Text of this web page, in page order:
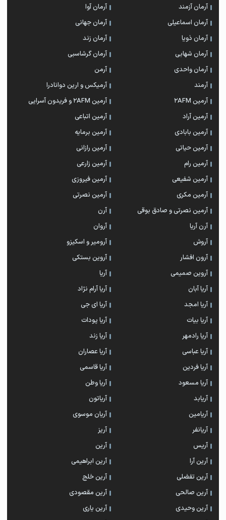
آرمان آزمند
آرمان آوا
آرمان اسماعیلی
آرمان جهانی
آرمان ذویا
آرمان زند
آرمان شهابی
آرمان گرشاسبی
آرمان واحدی
آرمن
آرمند
آرمیکس و ارین دوانادرا
آرمین 2AFM
آرمین 2AFM و فریدون آسرایی
آرمین آراد
آرمین اتباعی
آرمین بابادی
آرمین برمایه
آرمین حیاتی
آرمین رازانی
آرمین رام
آرمین زارعی
آرمین شفیعی
آرمین فیروزی
آرمین مکری
آرمین نصرتی
آرمین نصرتی و صادق بوقی
آرن
آرن آریا
آروان
آروش
آرومیر و اسکیزو
آرون افشار
آروین بستکی
آروین صمیمی
آریا
آریا آبان
آریا آرام نژاد
آریا امجد
آریا ای جی
آریا بیات
آریا پودات
آریا رادمهر
آریا زند
آریا عباسی
آریا عصاران
آریا فردین
آریا قاسمی
آریا مسعود
آریا وطن
آریابد
آریاتون
آریامین
آریان موسوی
آریانفر
آریز
آریس
آرین
آرین آرا
آرین ابراهیمی
آرین تفضلی
آرین خلج
آرین صالحی
آرین مقصودی
آرین وحیدی
آرین یاری